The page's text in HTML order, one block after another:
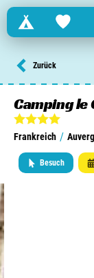
Campings Favorites
Finden Sie
Niederlande
Belgien
Luxemburg
Zurück
Camping le
Frankreich /
Besuch